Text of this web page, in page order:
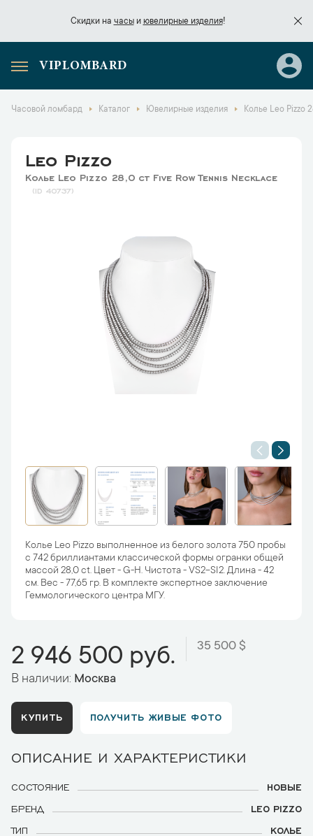
Скидки на часыи ювелирные изделия!
Скидки начасы
VIPLOMBARD
Часовой ломбард Каталог Ювелирные изделия Колье Leo Pizzo
Leo Pizzo
Колье Leo Pizzo 28,0 ct Five Row Tennis Necklace
40737
Колье Leo Pizzo выполненное из белого золота 750 пробы
с 742 бриллиантами классической формы огранки общей
массой 28,0 ct. Цвет - G-H. Чистота - VS2-SI2. Длина - 42
см. Вес - 77,65 гр. В комплекте экспертное заключение
Геммологического центра МГУ.
2 946 500 руб. 35 500 $
В наличии: Москва
КУПИТЬ ПОЛУЧИТЬ ЖИВЫЕ ФОТО
ОПИСАНИЕ И ХАРАКТЕРИСТИКИ
СОСТОЯНИЕ
НОВЫЕ
БРЕНД
LEO PIZZO
ТИП
КОЛЬЕ